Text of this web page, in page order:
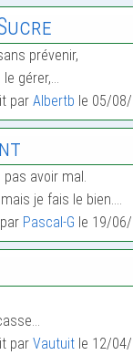
prévenir,
gérer,…
parAlbertb le 05/
avoir mal.
je fais le bien.…
Pascal-G le 19/
parVautuit le 12/